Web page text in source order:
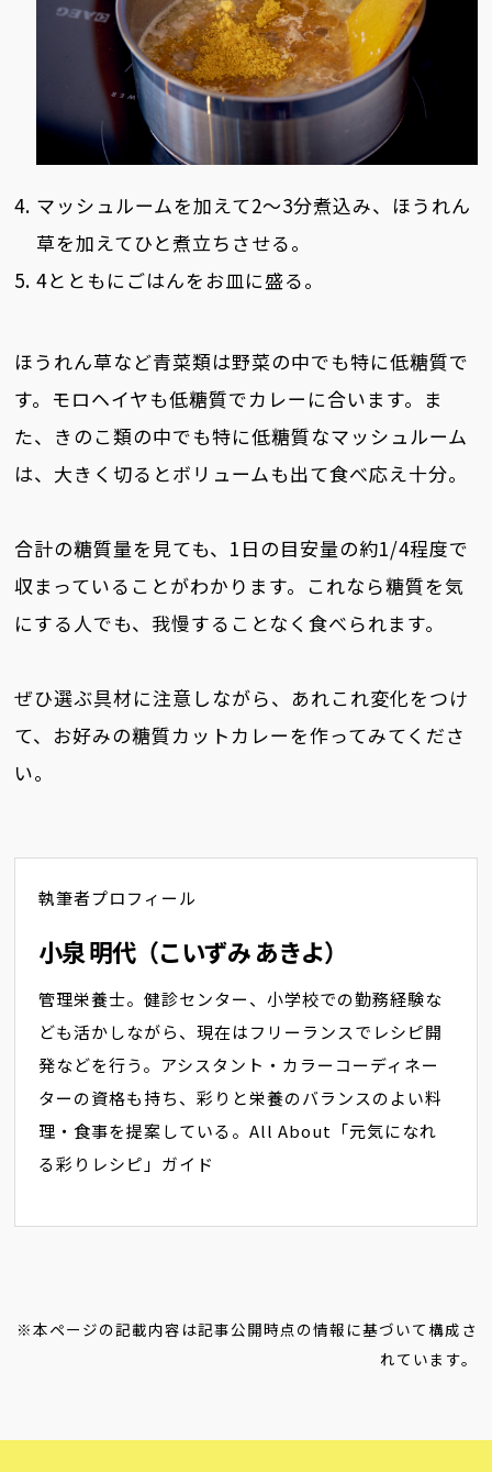
マッシュルームを加えて2～3分煮込み、ほうれん
草を加えてひと煮立ちさせる。
4とともにごはんをお皿に盛る。
ほうれん草など青菜類は野菜の中でも特に低糖質で
す。モロヘイヤも低糖質でカレーに合います。ま
た、きのこ類の中でも特に低糖質なマッシュルーム
は、大きく切るとボリュームも出て食べ応え十分。
合計の糖質量を見ても、1日の目安量の約1/4程度で
収まっていることがわかります。これなら糖質を気
にする人でも、我慢することなく食べられます。
ぜひ選ぶ具材に注意しながら、あれこれ変化をつけ
て、お好みの糖質カットカレーを作ってみてくださ
い。
執筆者プロフィール
小泉 明代（こいずみ あきよ）
管理栄養士。健診センター、小学校での勤務経験な
ども活かしながら、現在はフリーランスでレシピ開
発などを行う。アシスタント・カラーコーディネー
ターの資格も持ち、彩りと栄養のバランスのよい料
理・食事を提案している。All About「元気になれ
る彩りレシピ」ガイド
※本ページの記載内容は記事公開時点の情報に基づいて構成さ
れています。